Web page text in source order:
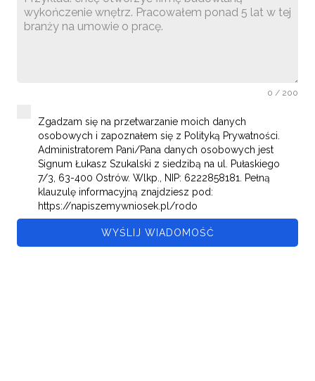
0 / 200
Zgadzam się na przetwarzanie moich danych
osobowych i zapoznałem się z Polityką Prywatności.
Administratorem Pani/Pana danych osobowych jest
Signum Łukasz Szukalski z siedzibą na ul. Pułaskiego
7/3, 63-400 Ostrów. Wlkp., NIP: 6222858181. Pełną
klauzulę informacyjną znajdziesz pod:
https://napiszemywniosek.pl/rodo
WYŚLIJ WIADOMOŚĆ